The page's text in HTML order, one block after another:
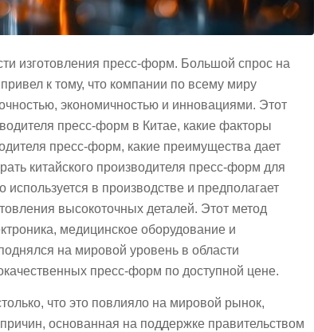
изготовления пресс-форм. Большой спрос на
к тому, что компании по всему миру
экономичностью и инновациями. Этот
пресс-форм в Китае, какие факторы
пресс-форм, какие преимущества дает
китайского производителя пресс-форм для
в производстве и предполагает
высокоточных деталей. Этот метод
медицинское оборудование и
на мировой уровень в области
пресс-форм по доступной цене.
что это повлияло на мировой рынок,
основанная на поддержке правительством